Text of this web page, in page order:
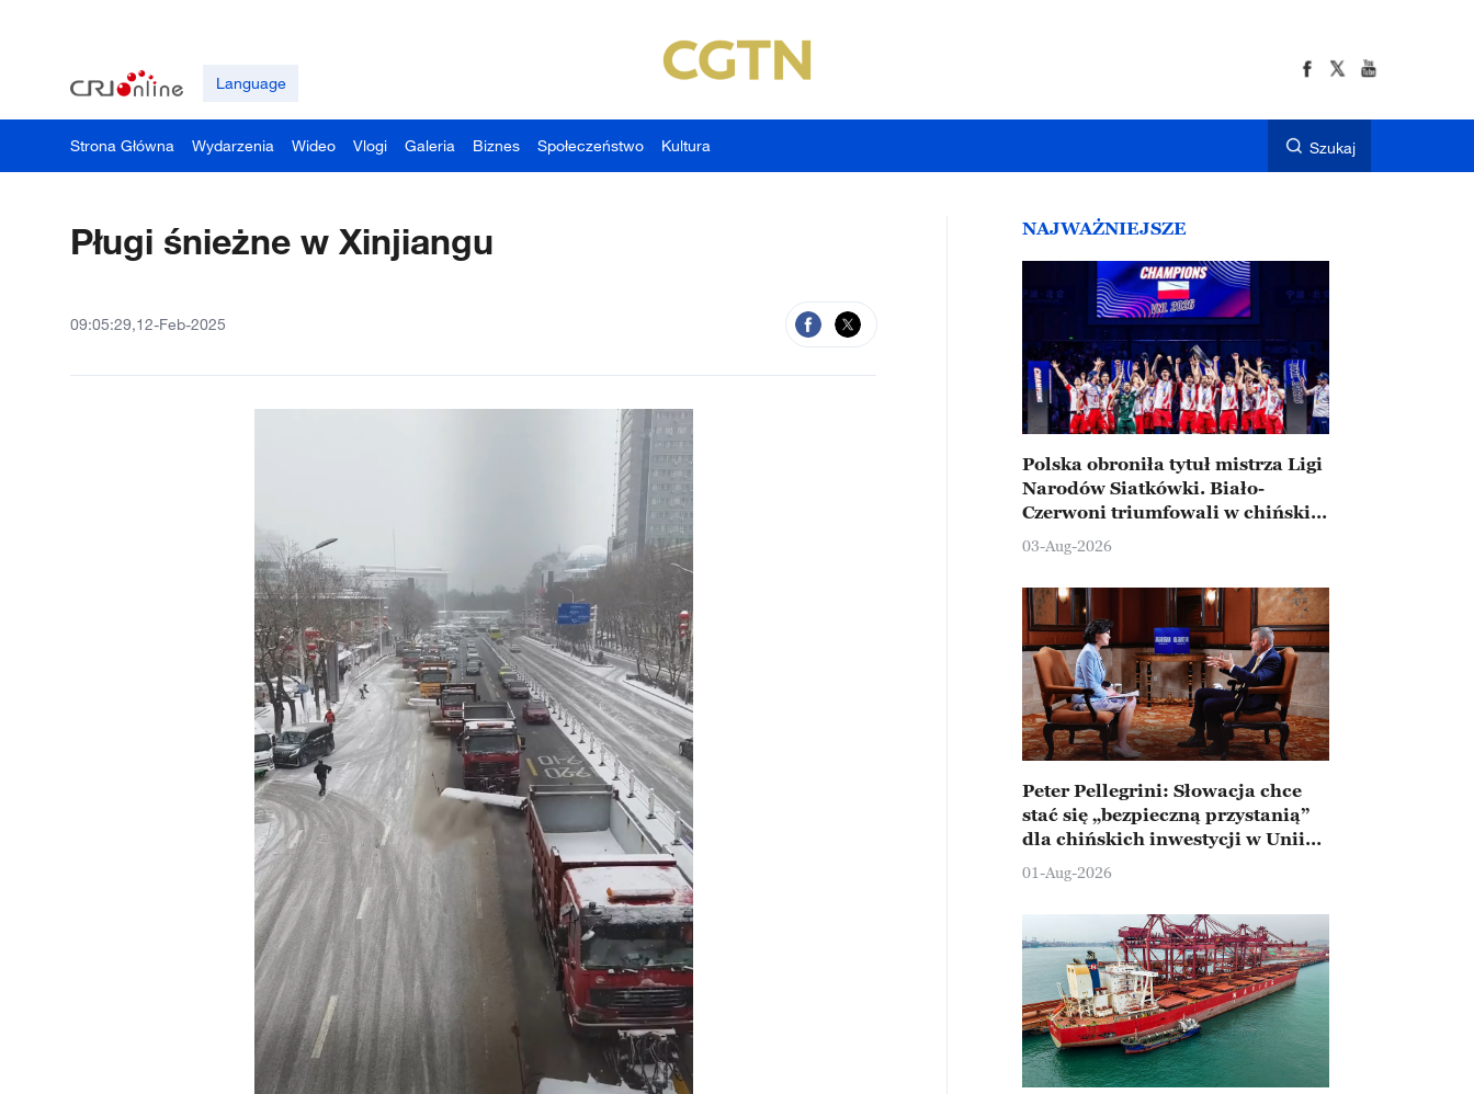
Language
Strona Główna Wydarzenia Wideo Vlogi Galeria Biznes Społeczeństwo Kultura Szukaj
Pługi śnieżne w Xinjiangu
09:05:29,12-Feb-2025
NAJWAŻNIEJSZE
Polska obroniła tytuł mistrza Ligi
Narodów Siatkówki. Biało-
Czerwoni triumfowali w chińskim
Ningbo
03-Aug-2026
Peter Pellegrini: Słowacja chce
stać się „bezpieczną przystanią”
dla chińskich inwestycji w Unii
Europejskiej
01-Aug-2026